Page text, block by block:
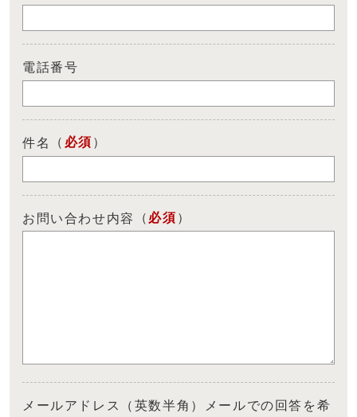
電話番号
件名 （ 必須 ）
お問い合わせ内容 （ 必須 ）
メールアドレス（英数半角）メールでの回答を希